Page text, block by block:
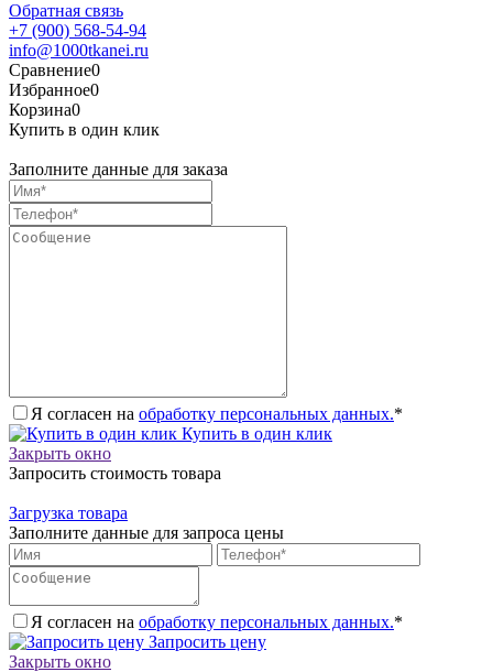
Обратная связь
+7 (900) 568-54-94
info@1000tkanei.ru
Сравнение0
Избранное0
Корзина0
Купить в один клик
Заполните данные для заказа
Я согласен на обработку персональных данных.*
Купить в один клик
Закрыть окно
Запросить стоимость товара
Загрузка товара
Заполните данные для запроса цены
Я согласен на обработку персональных данных.*
Запросить цену
Закрыть окно